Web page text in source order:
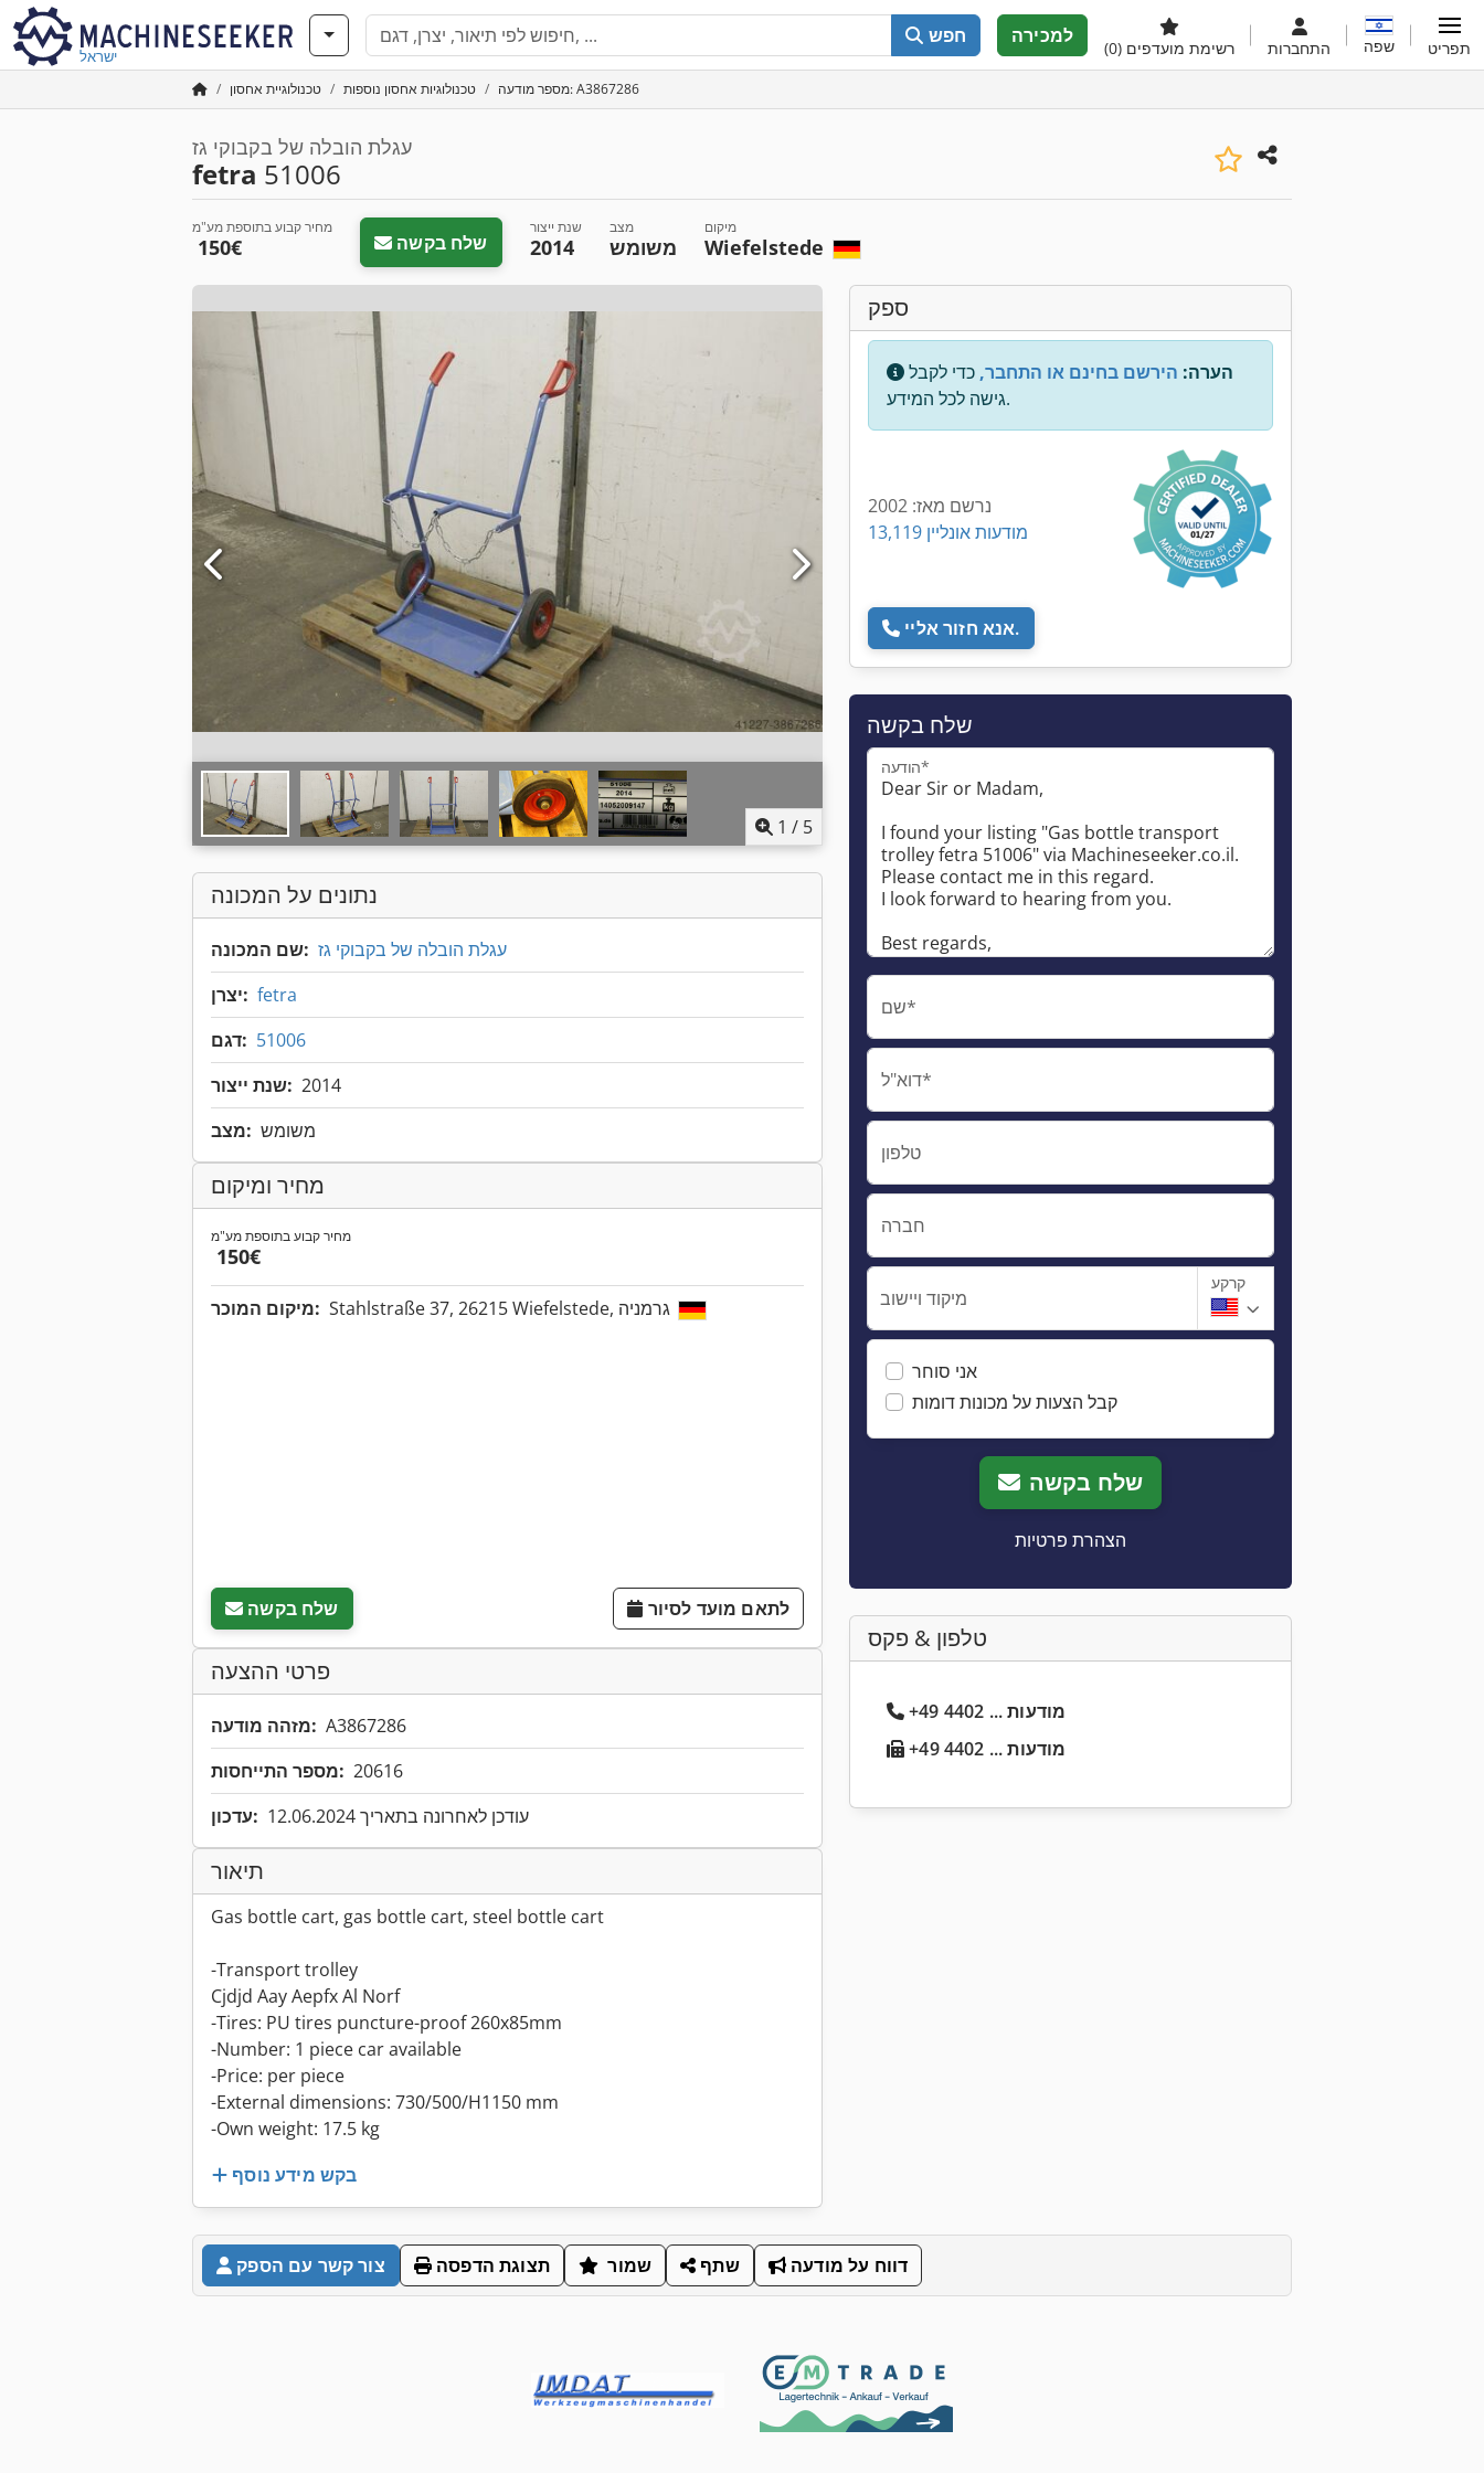
ישראל
חפש למכירה
רשימת מועדפים (0) התחברות שפה תפריט
טכנולוגיית אחסון טכנולוגיות אחסון נוספות מספר מודעה: A3867286
עגלת הובלה של בקבוקי גז
fetra 51006
מחיר קבוע בתוספת מע"מ
‏150 ‏€ שלח בקשה
שנת ייצור
2014
מצב
משומש
מיקום
Wiefelstede
1 / 5
נתונים על המכונה
שם המכונה: עגלת הובלה של בקבוקי גז
יצרן: fetra
דגם: 51006
שנת ייצור: 2014
מצב: משומש
מחיר ומיקום
מחיר קבוע בתוספת מע"מ
‏150 ‏€
מיקום המוכר:
שלח בקשה לתאם מועד לסיור
פרטי ההצעה
מזהה מודעה: A3867286
מספר התייחסות: 20616
עדכון:
עודכן לאחרונה בתאריך 12.06.2024
תיאור
Gas bottle cart, gas bottle cart, steel bottle cart
-Transport trolley
Cjdjd Aay Aepfx Al Norf
-Tires: PU tires puncture-proof 260x85mm
-Number: 1 piece car available
-Price: per piece
-External dimensions: 730/500/H1150 mm
-Own weight: 17.5 kg
בקש מידע נוסף
ספק
הערה: הירשם בחינם או התחבר, כדי לקבל
גישה לכל המידע.
נרשם מאז: 2002
13,119 מודעות אונליין
אנא חזור אליי.
שלח בקשה
הודעה*
שם*
דוא"ל*
טלפון
חברה
מיקוד ויישוב
קרקע
אני סוחר
קבל הצעות על מכונות דומות
שלח בקשה
הצהרת פרטיות
טלפון & פקס
+49 4402 ... מודעות
+49 4402 ... מודעות
צור קשר עם הספק תצוגת הדפסה שמור שתף דווח על מודעה